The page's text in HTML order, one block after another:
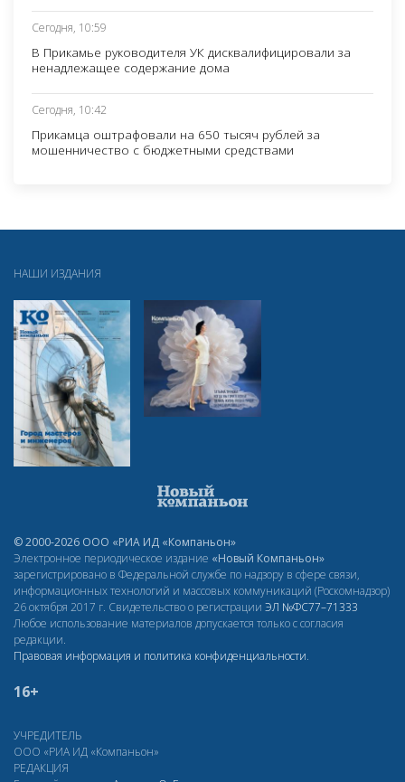
Сегодня, 10:59
В Прикамье руководителя УК дисквалифицировали за
ненадлежащее содержание дома
Сегодня, 10:42
Прикамца оштрафовали на 650 тысяч рублей за
мошенничество с бюджетными средствами
НАШИ ИЗДАНИЯ
© 2000-2026 ООО «РИА ИД «Компаньон»
Электронное периодическое издание «Новый Компаньон»
зарегистрировано в Федеральной службе по надзору в сфере связи,
информационных технологий и массовых коммуникаций (Роскомнадзор)
26 октября 2017 г. Свидетельство о регистрации ЭЛ №ФС77–71333
Любое использование материалов допускается только с согласия
редакции.
Правовая информация и политика конфиденциальности.
16+
УЧРЕДИТЕЛЬ
ООО «РИА ИД «Компаньон»
РЕДАКЦИЯ